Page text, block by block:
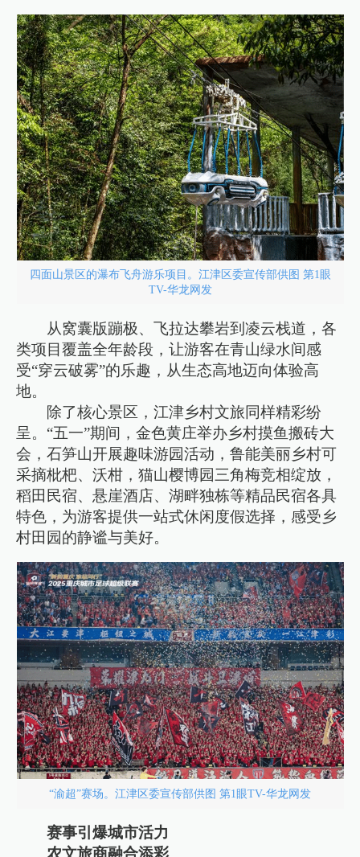
四面山景区的瀑布飞舟游乐项目。江津区委宣传部供图 第1眼
TV-华龙网发
从窝囊版蹦极、飞拉达攀岩到凌云栈道，各
类项目覆盖全年龄段，让游客在青山绿水间感
受“穿云破雾”的乐趣，从生态高地迈向体验高
地。
除了核心景区，江津乡村文旅同样精彩纷
呈。“五一”期间，金色黄庄举办乡村摸鱼搬砖大
会，石笋山开展趣味游园活动，鲁能美丽乡村可
采摘枇杷、沃柑，猫山樱博园三角梅竞相绽放，
稻田民宿、悬崖酒店、湖畔独栋等精品民宿各具
特色，为游客提供一站式休闲度假选择，感受乡
村田园的静谧与美好。
“渝超”赛场。江津区委宣传部供图 第1眼TV-华龙网发
赛事引爆城市活力
农文旅商融合添彩